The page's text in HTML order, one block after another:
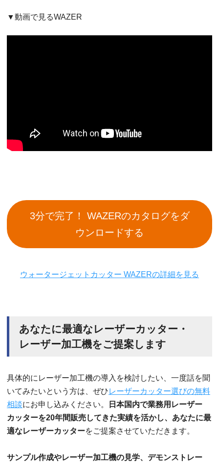
▼動画で見るWAZER
3分で完了！ WAZERのカタログをダ
ウンロードする
ウォータージェットカッター WAZERの詳細を見る
あなたに最適なレーザーカッター・
レーザー加工機をご提案します
具体的にレーザー加工機の導入を検討したい、一度話を聞
いてみたいという方は、ぜひ レーザーカッター選びの無料
相談にお申し込みください。
日本国内で業務用レーザー
カッターを20年間販売してきた実績を活かし、あなたに最
適なレーザーカッターをご提案させていただきます。
サンプル作成やレーザー加工機の見学、デモンストレー